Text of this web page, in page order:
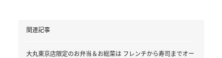
関連記事
大丸東京店限定のお弁当＆お総菜は フレンチから寿司までオー